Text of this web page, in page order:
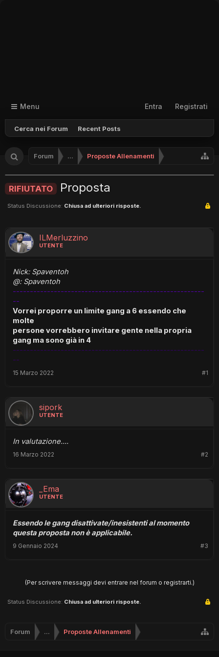
Menu
Cerca nei Forum Recent Posts
Entra Registrati
Forum ... Proposte Allenamenti
RIFIUTATO Proposta
Status Discussione: Chiusa ad ulteriori risposte.
ILMerluzzino
UTENTE
Nick: Spaventoh
@: Spaventoh
--------------------------------------------------------
--
Vorrei proporre un limite gang a 6 essendo che
molte
persone vorrebbero invitare gente nella propria
gang ma sono già in 4
--------------------------------------------------------
--
#1
15 Marzo 2022
sipork
UTENTE
In valutazione....
#2
16 Marzo 2022
_Ema
UTENTE
Essendo le gang disattivate/inesistenti al momento
questa proposta non è applicabile.
#3
9 Gennaio 2024
(Per scrivere messaggi devi entrare nel forum o registrarti.)
Status Discussione: Chiusa ad ulteriori risposte.
Forum ... Proposte Allenamenti